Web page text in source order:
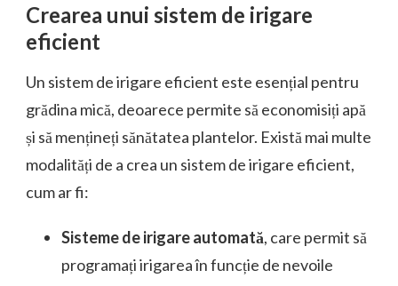
Crearea unui sistem de irigare
eficient
Un sistem de irigare eficient este esențial pentru
grădina mică, deoarece permite să economisiți apă
și să mențineți sănătatea plantelor. Există mai multe
modalități de a crea un sistem de irigare eficient,
cum ar fi:
Sisteme de irigare automată, care permit să
programați irigarea în funcție de nevoile